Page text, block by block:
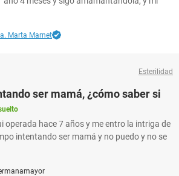
Marta Marnet
Esterilidad
ser mamá, ¿cómo saber si
operada hace 7 años y me entro la intriga de
intentando ser mamá y no puedo y no se